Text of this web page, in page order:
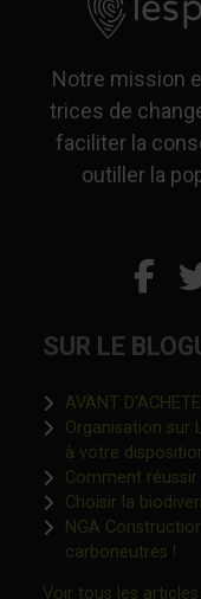
Notre mission
trices de
faciliter la
outiller la
SUR LE
AVANT
Organisation sur
à votre
Comment
Choisir la
NGA
carboneutres !Ce
Voir tous les articles